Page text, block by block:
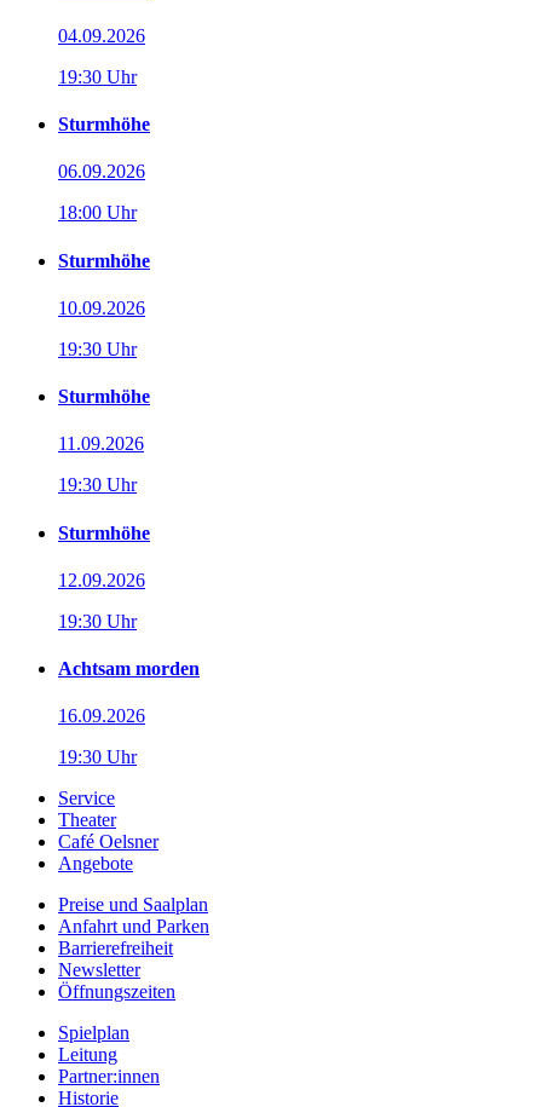
04.09.2026
19:30 Uhr
Sturmhöhe
06.09.2026
18:00 Uhr
Sturmhöhe
10.09.2026
19:30 Uhr
Sturmhöhe
11.09.2026
19:30 Uhr
Sturmhöhe
12.09.2026
19:30 Uhr
Achtsam morden
16.09.2026
19:30 Uhr
Service
Theater
Café Oelsner
Angebote
Preise und Saalplan
Anfahrt und Parken
Barrierefreiheit
Newsletter
Öffnungszeiten
Spielplan
Leitung
Partner:innen
Historie